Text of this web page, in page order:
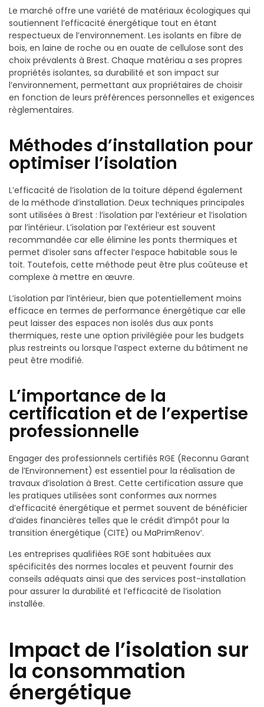
Le marché offre une variété de matériaux écologiques qui
soutiennent l’efficacité énergétique tout en étant
respectueux de l’environnement. Les isolants en fibre de
bois, en laine de roche ou en ouate de cellulose sont des
choix prévalents à Brest. Chaque matériau a ses propres
propriétés isolantes, sa durabilité et son impact sur
l’environnement, permettant aux propriétaires de choisir
en fonction de leurs préférences personnelles et exigences
règlementaires.
Méthodes d’installation pour
optimiser l’isolation
L’efficacité de l’isolation de la toiture dépend également
de la méthode d’installation. Deux techniques principales
sont utilisées à Brest : l’isolation par l’extérieur et l’isolation
par l’intérieur. L’isolation par l’extérieur est souvent
recommandée car elle élimine les ponts thermiques et
permet d’isoler sans affecter l’espace habitable sous le
toit. Toutefois, cette méthode peut être plus coûteuse et
complexe à mettre en œuvre.
L’isolation par l’intérieur, bien que potentiellement moins
efficace en termes de performance énergétique car elle
peut laisser des espaces non isolés dus aux ponts
thermiques, reste une option privilégiée pour les budgets
plus restreints ou lorsque l’aspect externe du bâtiment ne
peut être modifié.
L’importance de la
certification et de l’expertise
professionnelle
Engager des professionnels certifiés RGE (Reconnu Garant
de l’Environnement) est essentiel pour la réalisation de
travaux d’isolation à Brest. Cette certification assure que
les pratiques utilisées sont conformes aux normes
d’efficacité énergétique et permet souvent de bénéficier
d’aides financières telles que le crédit d’impôt pour la
transition énergétique (CITE) ou MaPrimRenov’.
Les entreprises qualifiées RGE sont habituées aux
spécificités des normes locales et peuvent fournir des
conseils adéquats ainsi que des services post-installation
pour assurer la durabilité et l’efficacité de l’isolation
installée.
Impact de l’isolation sur
la consommation
énergétique